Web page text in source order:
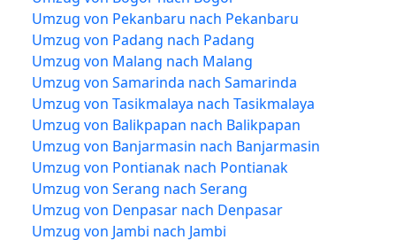
Umzug von Pekanbaru nach Pekanbaru
Umzug von Padang nach Padang
Umzug von Malang nach Malang
Umzug von Samarinda nach Samarinda
Umzug von Tasikmalaya nach Tasikmalaya
Umzug von Balikpapan nach Balikpapan
Umzug von Banjarmasin nach Banjarmasin
Umzug von Pontianak nach Pontianak
Umzug von Serang nach Serang
Umzug von Denpasar nach Denpasar
Umzug von Jambi nach Jambi